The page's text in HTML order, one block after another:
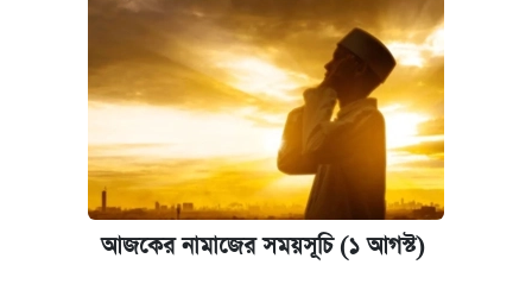
আজকের নামাজের সময়সূচি (১ আগস্ট)